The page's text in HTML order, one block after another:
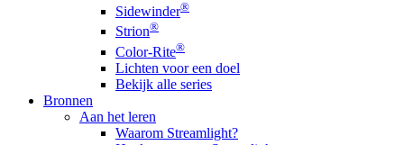
Sidewinder®
Strion®
Color-Rite®
Lichten voor een doel
Bekijk alle series
Bronnen
Aan het leren
Waarom Streamlight?